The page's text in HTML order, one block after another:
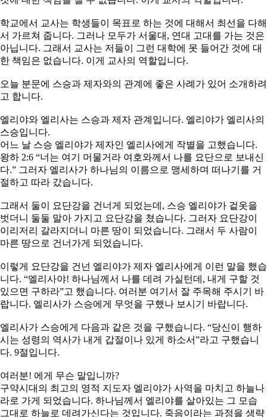
학교에서 교사는 학생들이 목표로 하는 것에 대해서 최선을 다해
서 가르쳐 줍니다. 그러나 모두가 서울대, 연대 고대를 가는 것은
아닙니다. 그래서 교사는 저들이 그런 대학에 못 들어간 것에 대
한 책임은 없습니다. 이게 교사의 역할입니다.
오늘 분문에 스승과 제자와의 관계에 좋은 사례가 있어 소개하려
고 합니다.
엘리야와 엘리사는 스승과 제자 관계입니다. 엘리야가 엘리사의
스승입니다.
어느 날 스승 엘리야가 제자인 엘리사에게 작별을 고했습니다.
왕하 2:6 “너는 여기 머물거라 여호와께서 나를 요단으로 보내신
다.” 그러자 엘리사가 하나님의 이름으로 맹세하며 떠나기를 거
절하고 따라 갔습니다.
그래서 둘이 요단강을 건너게 되었는데, 스승 엘리야가 겉옷을
벗더니 둘둘 말아 가지고 요단강을 쳤습니다. 그러자 요단강이
이리저리 갈라지더니 마른 땅이 되었습니다. 그래서 두 사람이
마른 땅으로 건너가게 되었습니다.
이렇게 요단강을 건넌 엘리야가 제자 엘리사에게 이런 말을 했습
니다. “엘리사야! 하나님께서 나를 데려 가실턴데, 내게 구할 것
있으면 구하라”고 했습니다. 여러분 여기서 잘 주목해 주시기 바
랍니다. 엘리사가 스승에게 무엇을 구했나 보시기 바랍니다.
엘리사가 스승에게 다음과 같은 것을 구했습니다. “당신이 행하
시는 성령의 역사가 내게 갑절이나 있게 하소서”라고 구했습니
다. 9절입니다.
여러분! 에게 무슨 말입니까?
구약시대의 최고의 영적 지도자 엘리야가 사역을 마치고 하늘나
라로 가게 되었습니다. 하나님께서 엘리야를 살아있는 그 모습
그대로 하늘로 데려가신다는 것입니다. 죽음이라는 과정을 생략